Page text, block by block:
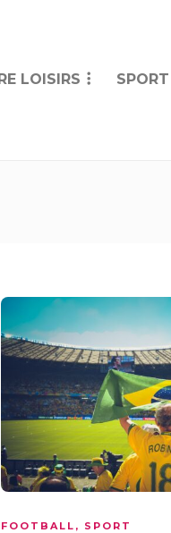
LOISIRS SPORT
FOOTBALL , SPORT